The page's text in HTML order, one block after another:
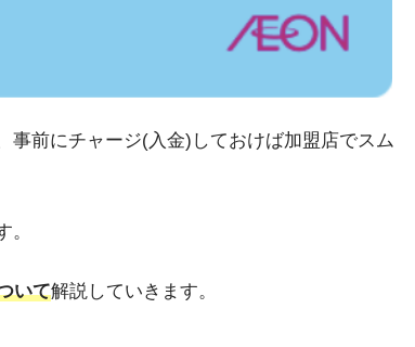
事前にチャージ(入金)しておけば加盟店でスム
。
いて解説していきます。